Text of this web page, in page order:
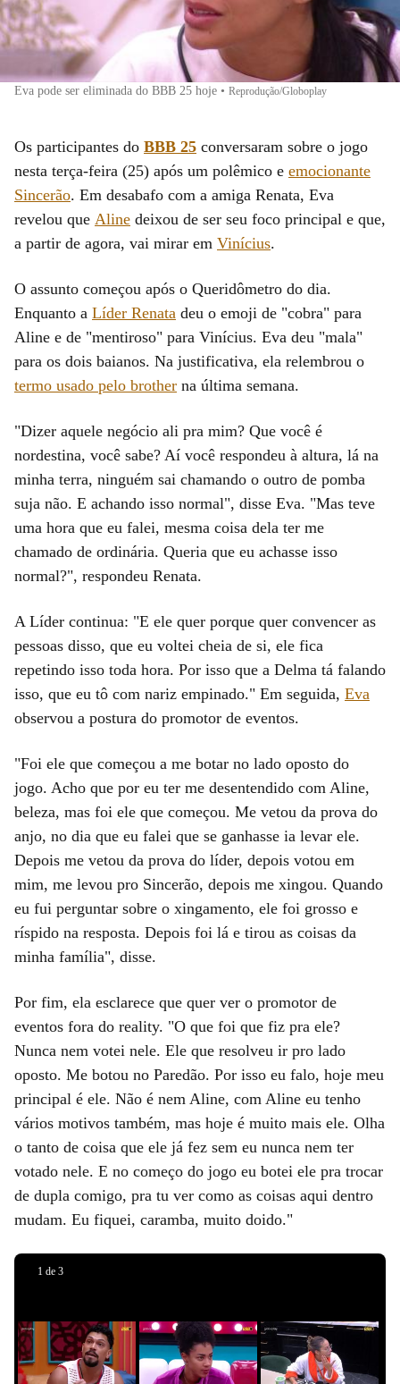
Eva pode ser eliminada do BBB 25 hoje • Reprodução/Globoplay
Os participantes do BBB 25 conversaram sobre o jogo
nesta terça-feira (25) após um polêmico e emocionante
Sincerão. Em desabafo com a amiga Renata, Eva
revelou que Aline deixou de ser seu foco principal e que,
a partir de agora, vai mirar em Vinícius.
O assunto começou após o Queridômetro do dia.
Enquanto a Líder Renata deu o emoji de "cobra" para
Aline e de "mentiroso" para Vinícius. Eva deu "mala"
para os dois baianos. Na justificativa, ela relembrou o
termo usado pelo brother na última semana.
"Dizer aquele negócio ali pra mim? Que você é
nordestina, você sabe? Aí você respondeu à altura, lá na
minha terra, ninguém sai chamando o outro de pomba
suja não. E achando isso normal", disse Eva. "Mas teve
uma hora que eu falei, mesma coisa dela ter me
chamado de ordinária. Queria que eu achasse isso
normal?", respondeu Renata.
A Líder continua: "E ele quer porque quer convencer as
pessoas disso, que eu voltei cheia de si, ele fica
repetindo isso toda hora. Por isso que a Delma tá falando
isso, que eu tô com nariz empinado." Em seguida, Eva
observou a postura do promotor de eventos.
"Foi ele que começou a me botar no lado oposto do
jogo. Acho que por eu ter me desentendido com Aline,
beleza, mas foi ele que começou. Me vetou da prova do
anjo, no dia que eu falei que se ganhasse ia levar ele.
Depois me vetou da prova do líder, depois votou em
mim, me levou pro Sincerão, depois me xingou. Quando
eu fui perguntar sobre o xingamento, ele foi grosso e
ríspido na resposta. Depois foi lá e tirou as coisas da
minha família", disse.
Por fim, ela esclarece que quer ver o promotor de
eventos fora do reality. "O que foi que fiz pra ele?
Nunca nem votei nele. Ele que resolveu ir pro lado
oposto. Me botou no Paredão. Por isso eu falo, hoje meu
principal é ele. Não é nem Aline, com Aline eu tenho
vários motivos também, mas hoje é muito mais ele. Olha
o tanto de coisa que ele já fez sem eu nunca nem ter
votado nele. E no começo do jogo eu botei ele pra trocar
de dupla comigo, pra tu ver como as coisas aqui dentro
mudam. Eu fiquei, caramba, muito doido."
1de 3
Reprodução |
Slide 1 de 0